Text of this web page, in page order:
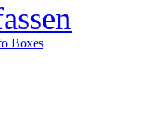
Boxes